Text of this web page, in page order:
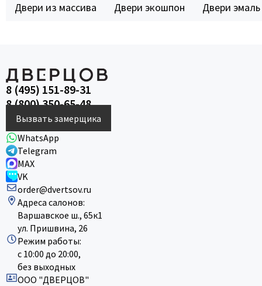
Двери из массива Двери экошпон Двери эмаль
8 (495) 151-89-31
8 (800) 350-65-48
Вызвать замерщика
WhatsApp
Telegram
MAX
VK
order@dvertsov.ru
Адреса салонов:
Варшавское ш., 65к1
ул. Пришвина, 26
Режим работы:
с 10:00 до 20:00,
без выходных
ООО "ДВЕРЦОВ"